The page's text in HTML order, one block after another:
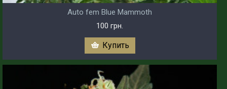
Auto fem Blue Mammoth
100 грн.
Купить